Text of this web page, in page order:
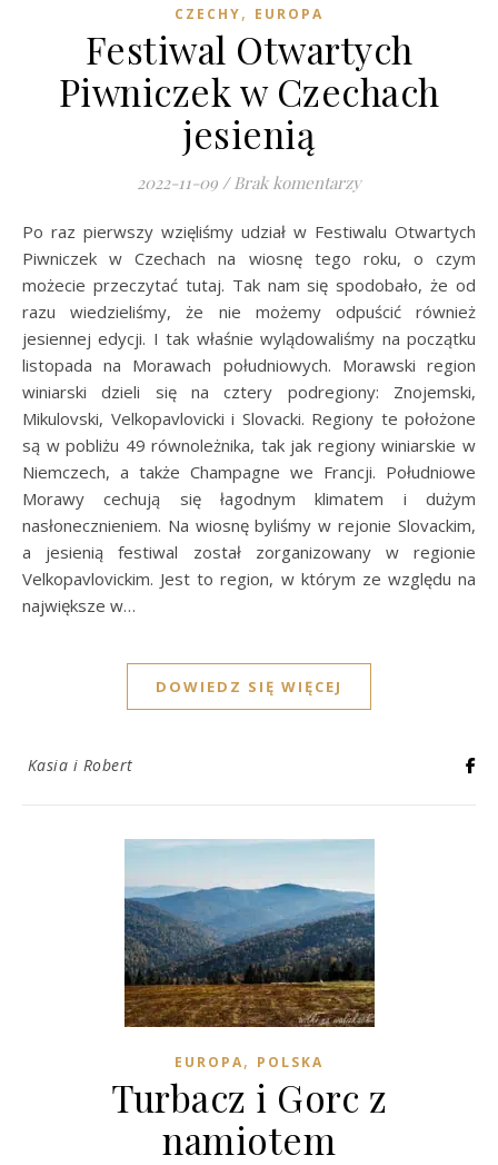
CZECHY, EUROPA
Festiwal Otwartych
Piwniczek w Czechach
jesienią
2022-11-09 / Brak komentarzy
Po raz pierwszy wzięliśmy udział w Festiwalu Otwartych
Piwniczek w Czechach na wiosnę tego roku, o czym
możecie przeczytać tutaj. Tak nam się spodobało, że od
razu wiedzieliśmy, że nie możemy odpuścić również
jesiennej edycji. I tak właśnie wylądowaliśmy na początku
listopada na Morawach południowych. Morawski region
winiarski dzieli się na cztery podregiony: Znojemski,
Mikulovski, Velkopavlovicki i Slovacki. Regiony te położone
są w pobliżu 49 równoleżnika, tak jak regiony winiarskie w
Niemczech, a także Champagne we Francji. Południowe
Morawy cechują się łagodnym klimatem i dużym
nasłonecznieniem. Na wiosnę byliśmy w rejonie Slovackim,
a jesienią festiwal został zorganizowany w regionie
Velkopavlovickim. Jest to region, w którym ze względu na
największe w…
DOWIEDZ SIĘ WIĘCEJ
Kasia i Robert
EUROPA, POLSKA
Turbacz i Gorc z
namiotem